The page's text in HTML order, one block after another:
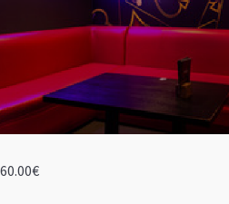
60.00€